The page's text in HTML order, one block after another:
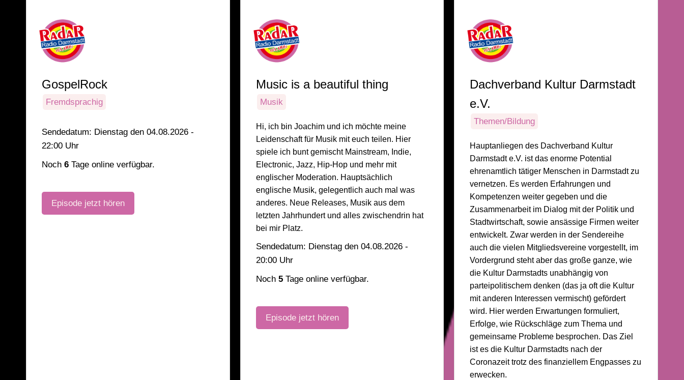
GospelRock
Fremdsprachig
Sendedatum: Dienstag den 04.08.2026 -
22:00 Uhr
Noch 6 Tage online verfügbar.
Episode jetzt hören
Music is a beautiful thing
Musik
Hi, ich bin Joachim und ich möchte meine
Leidenschaft für Musik mit euch teilen. Hier
spiele ich bunt gemischt Mainstream, Indie,
Electronic, Jazz, Hip-Hop und mehr mit
englischer Moderation. Hauptsächlich
englische Musik, gelegentlich auch mal was
anderes. Neue Releases, Musik aus dem
letzten Jahrhundert und alles zwischendrin hat
bei mir Platz.
Sendedatum: Dienstag den 04.08.2026 -
20:00 Uhr
Noch 5Tage online verfügbar.
Episode jetzt hören
Dachverband Kultur Darmstadt
e.V.
Themen/Bildung
Hauptanliegen des Dachverband Kultur
Darmstadt e.V. ist das enorme Potential
ehrenamtlich tätiger Menschen in Darmstadt zu
vernetzen. Es werden Erfahrungen und
Kompetenzen weiter gegeben und die
Zusammenarbeit im Dialog mit der Politik und
Stadtwirtschaft, sowie ansässige Firmen weiter
entwickelt. Zwar werden in der Sendereihe
auch die vielen Mitgliedsvereine vorgestellt, im
Vordergrund steht aber das große ganze, wie
die Kultur Darmstadts unabhängig von
parteipolitischem denken (das ja oft die Kultur
mit anderen Interessen vermischt) gefördert
wird. Hier werden Erwartungen formuliert,
Erfolge, wie Rückschläge zum Thema und
gemeinsame Probleme besprochen. Das Ziel
ist es die Kultur Darmstadts nach der
Coronazeit trotz des finanziellem Engpasses zu
erwecken.